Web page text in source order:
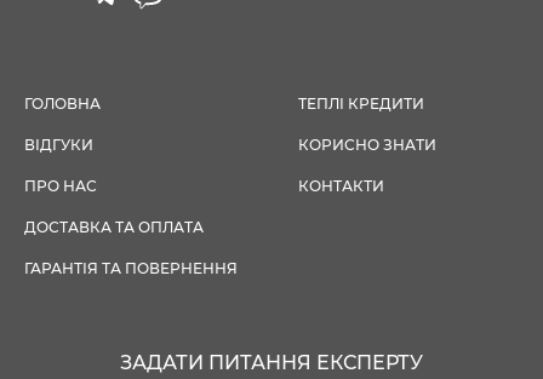
ГОЛОВНА
ВІДГУКИ
ПРО НАС
ДОСТАВКА ТА ОПЛАТА
ГАРАНТІЯ ТА ПОВЕРНЕННЯ
ТЕПЛІ КРЕДИТИ
КОРИСНО ЗНАТИ
КОНТАКТИ
ЗАДАТИ ПИТАННЯ ЕКСПЕРТУ